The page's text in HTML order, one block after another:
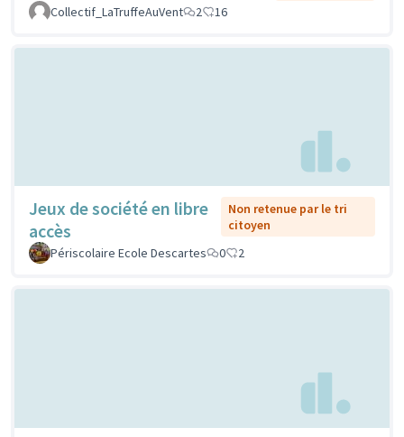
Collectif_LaTruffeAuVent
2 16
Jeux de société en libre
accès
Non retenue par le tri
citoyen
Périscolaire Ecole Descartes
0 2